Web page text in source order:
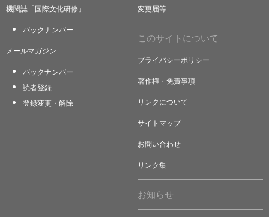
機関誌「国際文化研修」
バックナンバー
メールマガジン
バックナンバー
読者登録
登録変更・解除
変更届等
このサイトについて
プライバシーポリシー
著作権・免責事項
リンクについて
サイトマップ
お問い合わせ
リンク集
お知らせ